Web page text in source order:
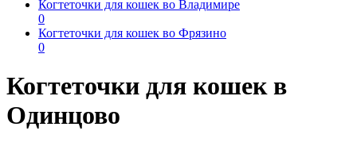
Когтеточки для кошек во Владимире
0
Когтеточки для кошек во Фрязино
0
Когтеточки для кошек в
Одинцово